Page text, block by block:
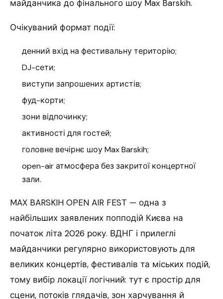
майданчика до фінального шоу Max Barskih.
Очікуваний формат події:
денний вхід на фестивальну територію;
DJ-сети;
виступи запрошених артистів;
фуд-корти;
зони відпочинку;
активності для гостей;
головне вечірнє шоу Max Barskih;
open-air атмосфера без закритої концертної
зали.
MAX BARSKIH OPEN AIR FEST — одна з
найбільших заявлених попподій Києва на
початок літа 2026 року. ВДНГ і прилеглі
майданчики регулярно використовують для
великих концертів, фестивалів та міських подій,
тому вибір локації логічний: тут є простір для
сцени, потоків глядачів, зон харчування й